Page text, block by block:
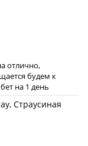
отлично,
будем к
на 1 день